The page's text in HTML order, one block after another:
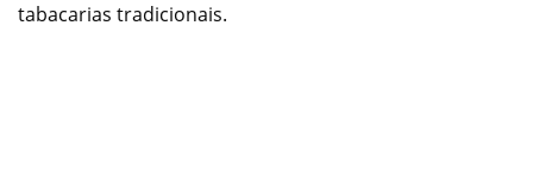
tabacarias tradicionais.